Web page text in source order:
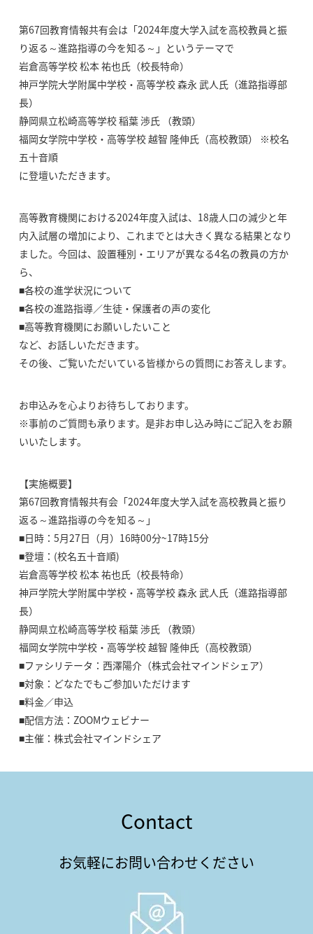
第67回教育情報共有会は「2024年度大学入試を高校教員と振
り返る～進路指導の今を知る～」というテーマで
岩倉高等学校 松本 祐也氏（校長特命）
神戸学院大学附属中学校・高等学校 森永 武人氏（進路指導部
長）
静岡県立松崎高等学校 稲葉 渉氏 （教頭）
福岡女学院中学校・高等学校 越智 隆伸氏（高校教頭） ※校名
五十音順
に登壇いただきます。
高等教育機関における2024年度入試は、18歳人口の減少と年
内入試層の増加により、これまでとは大きく異なる結果となり
ました。今回は、設置種別・エリアが異なる4名の教員の方か
ら、
■各校の進学状況について
■各校の進路指導／生徒・保護者の声の変化
■高等教育機関にお願いしたいこと
など、お話しいただきます。
その後、ご覧いただいている皆様からの質問にお答えします。
お申込みを心よりお待ちしております。
※事前のご質問も承ります。是非お申し込み時にご記入をお願
いいたします。
【実施概要】
第67回教育情報共有会「2024年度大学入試を高校教員と振り
返る～進路指導の今を知る～」
■日時：5月27日（月）16時00分~17時15分
■登壇：(校名五十音順)
岩倉高等学校 松本 祐也氏（校長特命）
神戸学院大学附属中学校・高等学校 森永 武人氏（進路指導部
長）
静岡県立松崎高等学校 稲葉 渉氏 （教頭）
福岡女学院中学校・高等学校 越智 隆伸氏（高校教頭）
■ファシリテータ：西澤陽介（株式会社マインドシェア）
■対象：どなたでもご参加いただけます
■料金／申込
■配信方法：ZOOMウェビナー
■主催：株式会社マインドシェア
Contact
お気軽にお問い合わせください